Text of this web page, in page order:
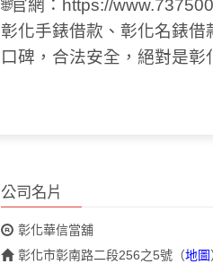
🌐官網： https://
彰化手錶借款、彰化名錶借
口碑，合法安全，絕對是彰
公司名片
彰化華信當舖
彰化市彰南路二段256之5號 （地圖